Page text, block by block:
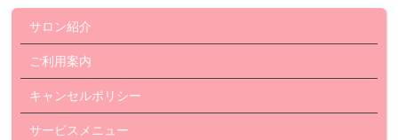
サロン紹介
ご利用案内
キャンセルポリシー
サービスメニュー